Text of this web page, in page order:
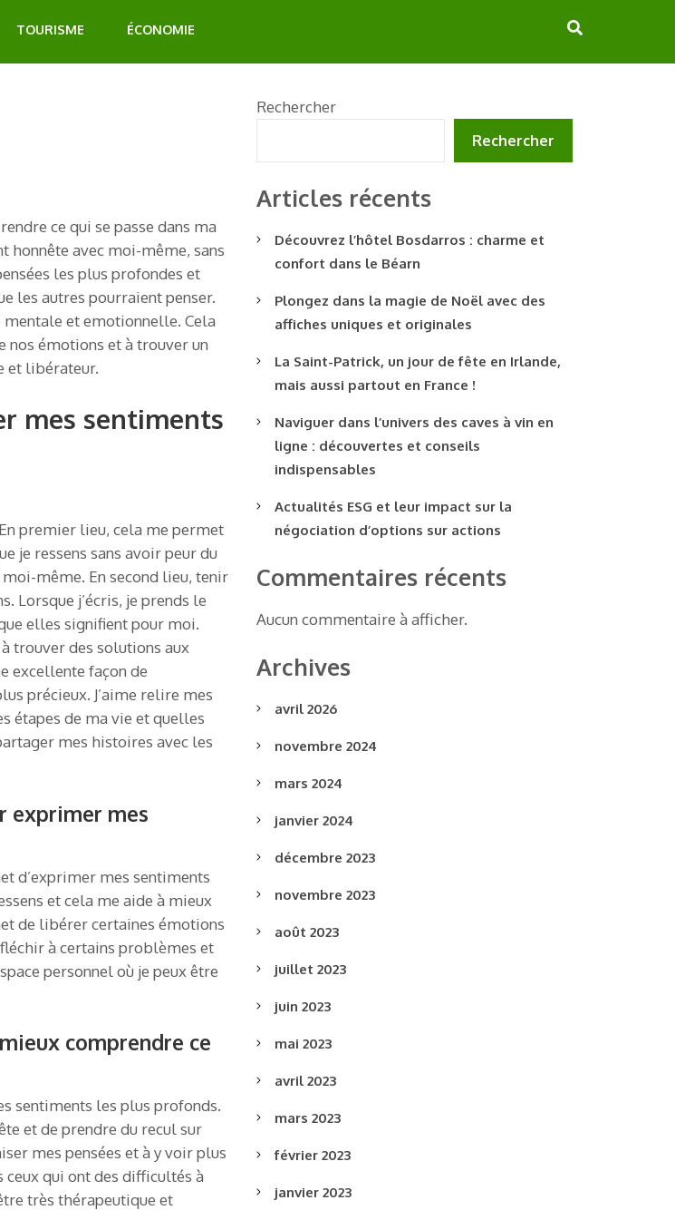
TOURISME ÉCONOMIE
ce qui se passe dans ma
honnête avec moi-même, sans
les plus profondes et
les autres pourraient penser.
mentale et emotionnelle. Cela
nos émotions et à trouver un
et libérateur.
mes sentiments
premier lieu, cela me permet
je ressens sans avoir peur du
même. En second lieu, tenir
Lorsque j’écris, je prends le
elles signifient pour moi.
trouver des solutions aux
excellente façon de
précieux. J’aime relire mes
étapes de ma vie et quelles
mes histoires avec les
exprimer mes
d’exprimer mes sentiments
et cela me aide à mieux
de libérer certaines émotions
à certains problèmes et
personnel où je peux être
comprendre ce
sentiments les plus profonds.
et de prendre du recul sur
mes pensées et à y voir plus
ceux qui ont des difficultés à
très thérapeutique et
Rechercher
Rechercher
Articles récents
Découvrez l’hôtel Bosdarros : charme et
confort dans le Béarn
Plongez dans la magie de Noël avec des
affiches uniques et originales
La Saint-Patrick, un jour de fête en Irlande,
mais aussi partout en France !
Naviguer dans l’univers des caves à vin en
ligne : découvertes et conseils
indispensables
Actualités ESG et leur impact sur la
négociation d’options sur actions
Commentaires récents
Aucun commentaire à afficher.
Archives
avril 2026
novembre 2024
mars 2024
janvier 2024
décembre 2023
novembre 2023
août 2023
juillet 2023
juin 2023
mai 2023
avril 2023
mars 2023
février 2023
janvier 2023